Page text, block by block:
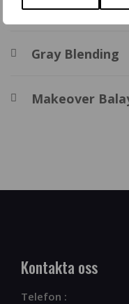
BHBD
Gray Blending
Makeover
Kontakta oss
Telefon :